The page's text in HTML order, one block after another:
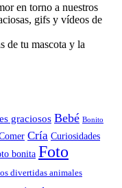
en torno a nuestros
gifs y vídeos de
de tu mascota y la
graciosos Bebé Bonito
Cría Curiosidades
bonita Foto
divertidas animales